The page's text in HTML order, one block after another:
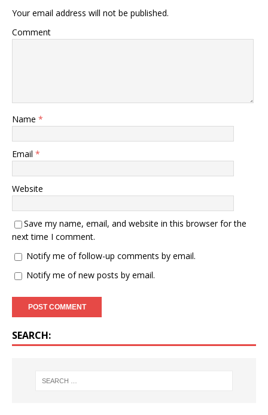
Your email address will not be published.
Comment
Name *
Email *
Website
Save my name, email, and website in this browser for the
next time I comment.
Notify me of follow-up comments by email.
Notify me of new posts by email.
SEARCH: